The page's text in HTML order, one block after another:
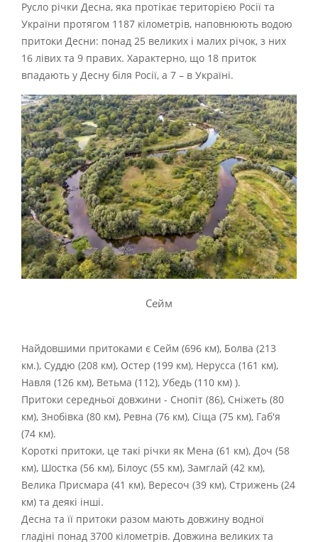
Русло річки Десна, яка протікає територією Росії та
України протягом 1187 кілометрів, наповнюють водою
притоки Десни: понад 25 великих і малих річок, з них
16 лівих та 9 правих. Характерно, що 18 приток
впадають у Десну біля Росії, а 7 – в Україні.
Сейм
Найдовшими притоками є Сейм (696 км), Болва (213
км.), Суддю (208 км), Остер (199 км), Нерусса (161 км),
Навля (126 км), Ветьма (112), Убедь (110 км) ).
Притоки середньої довжини - Снопіт (86), Сніжеть (80
км), Знобівка (80 км), Ревна (76 км), Сіща (75 км), Габ'я
(74 км).
Короткі притоки, це такі річки як Мена (61 км), Доч (58
км), Шостка (56 км), Білоус (55 км), Замглай (42 км),
Велика Присмара (41 км), Вересоч (39 км), Стрижень (24
км) та деякі інші.
Десна та її притоки разом мають довжину водної
гладіні понад 3700 кілометрів. Довжина великих та